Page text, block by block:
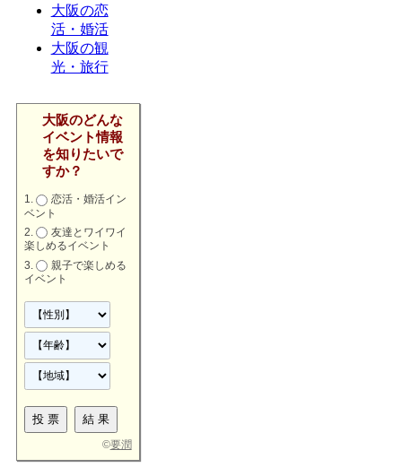
大阪の恋
活・婚活
大阪の観
光・旅行
大阪のどんな
イベント情報
を知りたいで
すか？
恋活・婚活イン
ベント
友達とワイワイ
楽しめるイベント
親子で楽しめる
イベント
©要潤